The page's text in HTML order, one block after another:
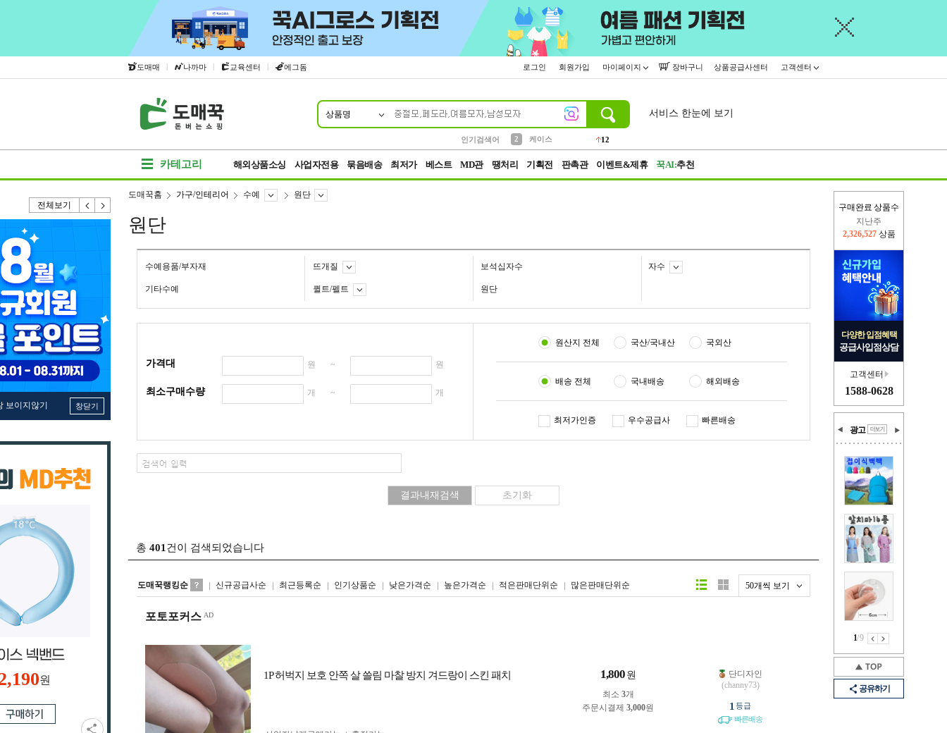
도매매 | 나까마 | 교육센터 | 에그돔 로그인 회원가입 마이페이지 장바구니 상품공급사센터 고객센터
상품명
인기검색어
2
케이스
12
서비스 한눈에 보기
카테고리 해외상품소싱 사업자전용 묶음배송 최저가 베스트 MD관 땡처리 기획전 판촉관 이벤트&제휴 꾹AI:추천
전체보기
보이지않기 창닫기
원
구매완료 상품수
이번주
2,302,757 상품
다양한 입점혜택
공급사입점상담
고객센터
1588-0628
광고
1/9
공유하기
도매꾹홈 가구/인테리어 수예 원단
원단
수예용품/부자재 뜨개질 보석십자수 자수
기타수예 퀼트/펠트 원단
가격대 원 ~ 원
최소구매수량 개 ~ 개
원산지 전체 국산/국내산 국외산
배송 전체 국내배송 해외배송
최저가인증 우수공급사 빠른배송
총 401 건이 검색되었습니다
도매꾹랭킹순 신규공급사순 최근등록순 인기상품순 낮은가격순 높은가격순 적은판매단위순 많은판매단위순 50개씩 보기
리스트형갤러리형
포토포커스
1P 허벅지 보호 안쪽 살 쓸림 마찰 방지 겨드랑이 스킨 패치 1,800 원
최소 3개
주문시결제 3,000원
단디자인
(channy73)
1 등급
빠른배송